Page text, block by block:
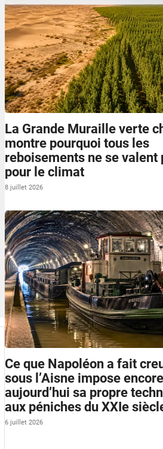
La Grande Muraille verte
montre pourquoi tous les
reboisements ne se valent
pour le climat
8 juillet 2026
Ce que Napoléon a fait
sous l’Aisne impose encore
aujourd’hui sa propre
aux péniches du XXIe
6 juillet 2026